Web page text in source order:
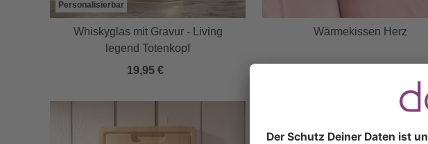
Personalisierbar
Whiskyglas mit Gravur - Living
legend Totenkopf
19,95 €
Wärmekissen Herz